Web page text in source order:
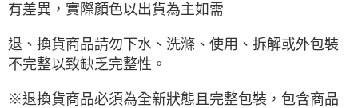
有差異，實際顏色以出貨為主如需
退、換貨商品請勿下水、洗滌、使用、拆解或外包裝
不完整以致缺乏完整性。
※退換貨商品必須為全新狀態且完整包裝，包含商品